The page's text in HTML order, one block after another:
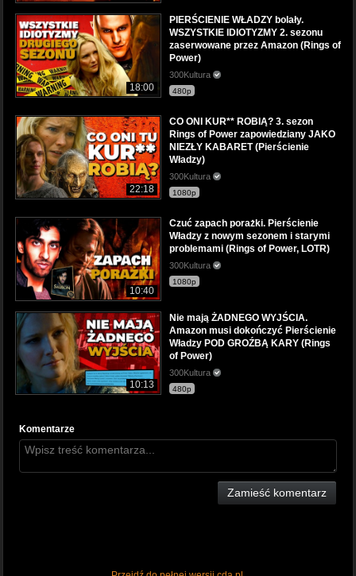
18:00
PIERŚCIENIE WŁADZY bolały.
WSZYSTKIE IDIOTYZMY 2. sezonu
zaserwowane przez Amazon (Rings of
Power)
300Kultura
480p
22:18
CO ONI KUR** ROBIĄ? 3. sezon
Rings of Power zapowiedziany JAKO
NIEZŁY KABARET (Pierścienie
Władzy)
300Kultura
1080p
10:40
Czuć zapach porażki. Pierścienie
Władzy z nowym sezonem i starymi
problemami (Rings of Power, LOTR)
300Kultura
1080p
10:13
Nie mają ŻADNEGO WYJŚCIA.
Amazon musi dokończyć Pierścienie
Władzy POD GROŹBĄ KARY (Rings
of Power)
300Kultura
480p
Komentarze
Zamieść komentarz